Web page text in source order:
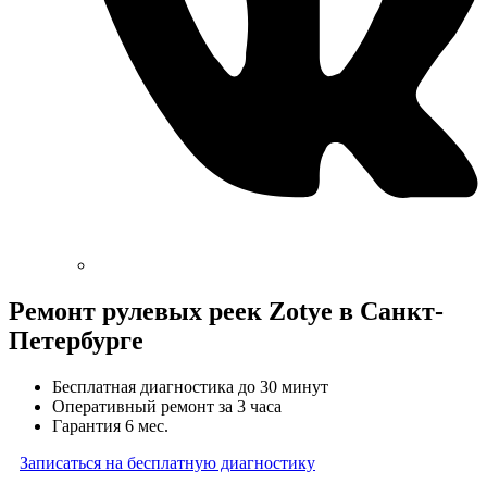
Ремонт рулевых реек Zotye в Санкт-
Петербурге
Бесплатная диагностика до 30 минут
Оперативный ремонт за 3 часа
Гарантия 6 мес.
Записаться на бесплатную диагностику